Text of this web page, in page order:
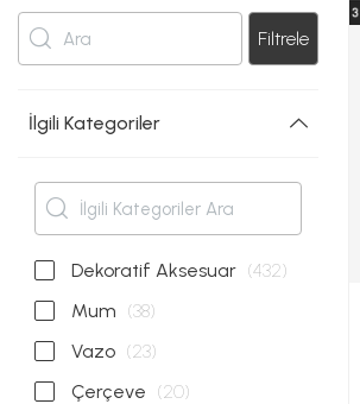
Filtrele
İlgili Kategoriler
Dekoratif Aksesuar (432)
Mum (38)
Vazo (23)
Çerçeve (20)